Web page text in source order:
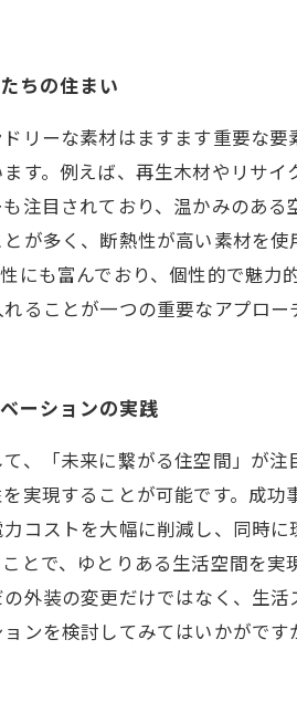
ちの住まい
リーな素材はますます重要な
す。例えば、再生木材やリサ
注目されており、温かみのあ
が多く、断熱性が高い素材を
にも富んでおり、個性的で魅
ることが一つの重要なアプロー
ーションの実践
、「未来に繋がる住空間」が
実現することが可能です。成
コストを大幅に削減し、同時
とで、ゆとりある生活空間を
外装の変更だけではなく、生
ンを検討してみてはいかがです